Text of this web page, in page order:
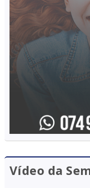
Vídeo da